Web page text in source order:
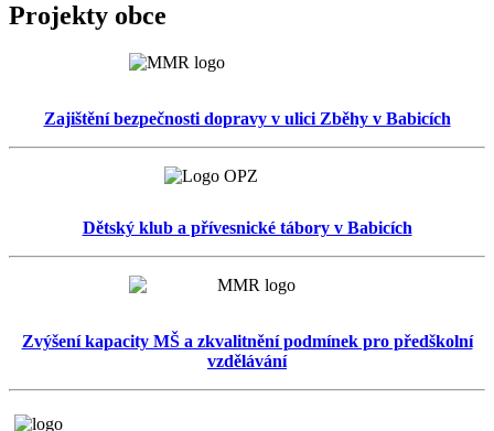
Projekty obce
Zajištění bezpečnosti dopravy v ulici Zběhy v Babicích
Dětský klub a přívesnické tábory v Babicích
Zvýšení kapacity MŠ a zkvalitnění podmínek pro předškolní
vzdělávání